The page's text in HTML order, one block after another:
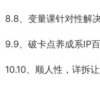
8.8、变量课针对性解
9.9、破卡点养成系IP
10.10、顺人性，详拆